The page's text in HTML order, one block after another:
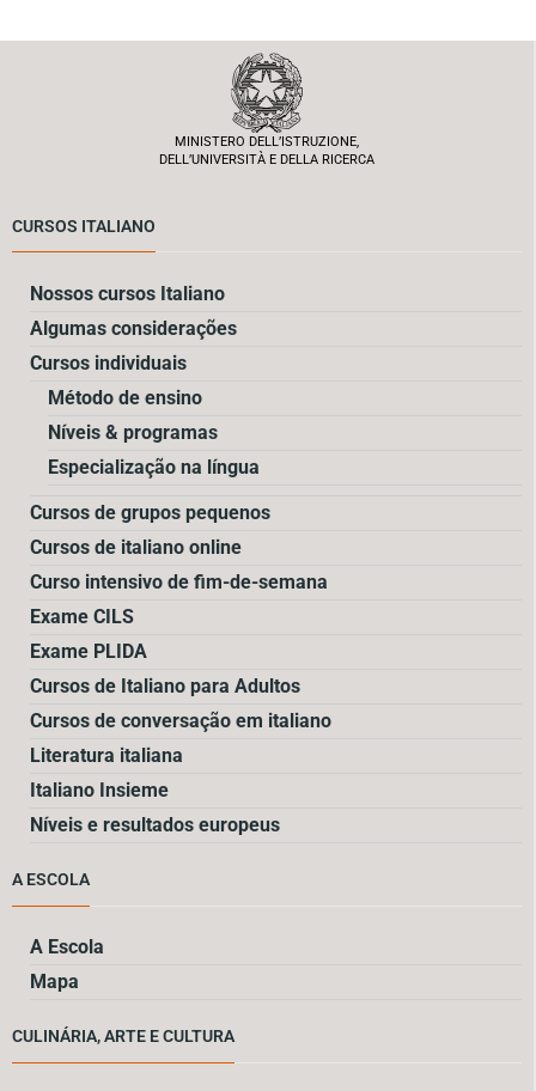
MINISTERO DELL’ISTRUZIONE,
DELL’UNIVERSITÀ E DELLA RICERCA
CURSOS ITALIANO
Nossos cursos Italiano
Algumas considerações
Cursos individuais
Método de ensino
Níveis & programas
Especialização na língua
Cursos de grupos pequenos
Cursos de italiano online
Curso intensivo de fim-de-semana
Exame CILS
Exame PLIDA
Cursos de Italiano para Adultos
Cursos de conversação em italiano
Literatura italiana
Italiano Insieme
Níveis e resultados europeus
A ESCOLA
A Escola
Mapa
CULINÁRIA, ARTE E CULTURA